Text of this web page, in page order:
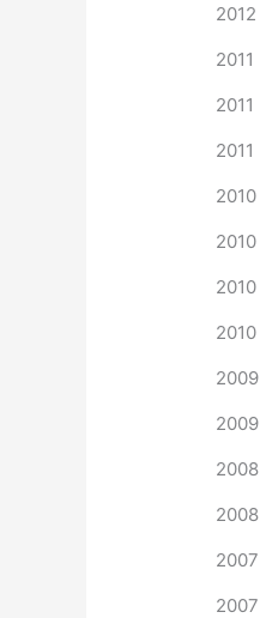
2012
2011
2011
2011
2010
2010
2010
2010
2009
2009
2008
2008
2007
2007